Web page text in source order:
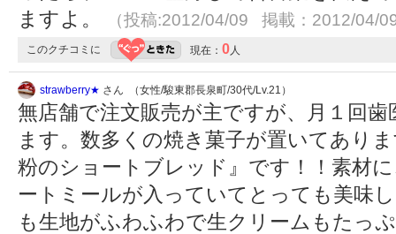
ますよ。
（投稿:2012/04/09 掲載：2012/04/
このクチコミに 現在： 0人
strawberry★ さん （女性/駿東郡長泉町/30代/Lv.21）
無店舗で注文販売が主ですが、月１回
ます。数多くの焼き菓子が置いてあり
粉のショートブレッド』です！！素材
ートミールが入っていてとっても美味
も生地がふわふわで生クリームもたっ